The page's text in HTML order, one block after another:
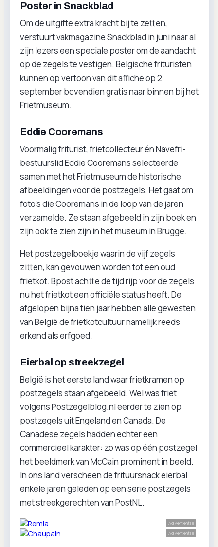
Poster in Snackblad
Om de uitgifte extra kracht bij te zetten,
verstuurt vakmagazine Snackblad in juni naar al
zijn lezers een speciale poster om de aandacht
op de zegels te vestigen. Belgische frituristen
kunnen op vertoon van dit affiche op 2
september bovendien gratis naar binnen bij het
Frietmuseum.
Eddie Cooremans
Voormalig friturist, frietcollecteur én Navefri-
bestuurslid Eddie Cooremans selecteerde
samen met het Frietmuseum de historische
afbeeldingen voor de postzegels. Het gaat om
foto’s die Cooremans in de loop van de jaren
verzamelde. Ze staan afgebeeld in zijn boek en
zijn ook te zien zijn in het museum in Brugge.
Het postzegelboekje waarin de vijf zegels
zitten, kan gevouwen worden tot een oud
frietkot. Bpost achtte de tijd rijp voor de zegels
nu het frietkot een officiële status heeft. De
afgelopen bijna tien jaar hebben alle gewesten
van België de frietkotcultuur namelijk reeds
erkend als erfgoed.
Eierbal op streekzegel
België is het eerste land waar frietkramen op
postzegels staan afgebeeld. Wel was friet
volgens Postzegelblog.nl eerder te zien op
postzegels uit Engeland en Canada. De
Canadese zegels hadden echter een
commercieel karakter: zo was op één postzegel
het beeldmerk van McCain prominent in beeld.
In ons land verscheen de frituursnack eierbal
enkele jaren geleden op een serie postzegels
met streekgerechten van PostNL.
Advertentie
Advertentie